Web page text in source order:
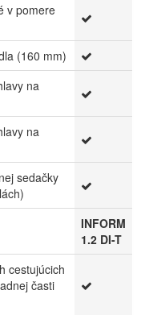
v pomere
(160 mm)
na
na
sedačky
INFORM
1.2 DI-T
cestujúcich
časti